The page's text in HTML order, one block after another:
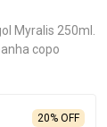
Myralis 250ml.
copo
20% OFF